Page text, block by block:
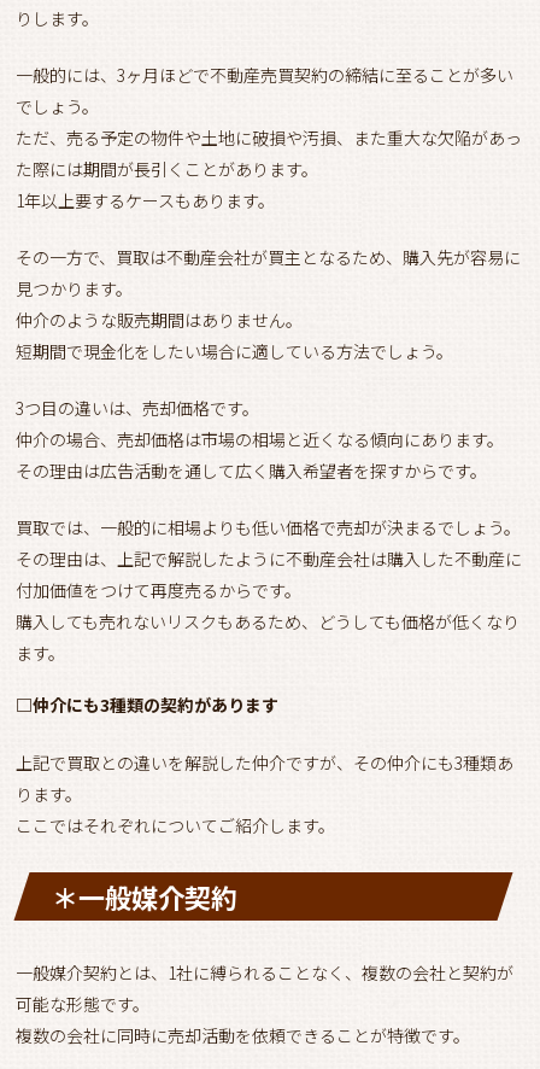
りします。
一般的には、3ヶ月ほどで不動産売買契約の締結に至ることが多い
でしょう。
ただ、売る予定の物件や土地に破損や汚損、また重大な欠陥があっ
た際には期間が長引くことがあります。
1年以上要するケースもあります。
その一方で、買取は不動産会社が買主となるため、購入先が容易に
見つかります。
仲介のような販売期間はありません。
短期間で現金化をしたい場合に適している方法でしょう。
3つ目の違いは、売却価格です。
仲介の場合、売却価格は市場の相場と近くなる傾向にあります。
その理由は広告活動を通して広く購入希望者を探すからです。
買取では、一般的に相場よりも低い価格で売却が決まるでしょう。
その理由は、上記で解説したように不動産会社は購入した不動産に
付加価値をつけて再度売るからです。
購入しても売れないリスクもあるため、どうしても価格が低くなり
ます。
□仲介にも3種類の契約があります
上記で買取との違いを解説した仲介ですが、その仲介にも3種類あ
ります。
ここではそれぞれについてご紹介します。
＊一般媒介契約
一般媒介契約とは、1社に縛られることなく、複数の会社と契約が
可能な形態です。
複数の会社に同時に売却活動を依頼できることが特徴です。